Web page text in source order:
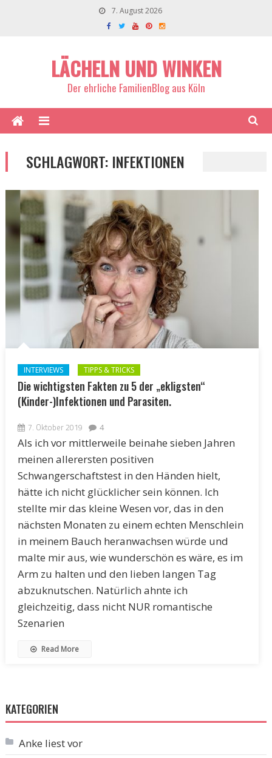
7. August 2026
LÄCHELN UND WINKEN
Der ehrliche FamilienBlog aus Köln
SCHLAGWORT: INFEKTIONEN
INTERVIEWS TIPPS & TRICKS
Die wichtigsten Fakten zu 5 der „ekligsten“
(Kinder-)Infektionen und Parasiten.
7. Oktober 2019 4
Als ich vor mittlerweile beinahe sieben Jahren
meinen allerersten positiven
Schwangerschaftstest in den Händen hielt,
hätte ich nicht glücklicher sein können. Ich
stellte mir das kleine Wesen vor, das in den
nächsten Monaten zu einem echten Menschlein
in meinem Bauch heranwachsen würde und
malte mir aus, wie wunderschön es wäre, es im
Arm zu halten und den lieben langen Tag
abzuknutschen. Natürlich ahnte ich
gleichzeitig, dass nicht NUR romantische
Szenarien
Read More
KATEGORIEN
Anke liest vor